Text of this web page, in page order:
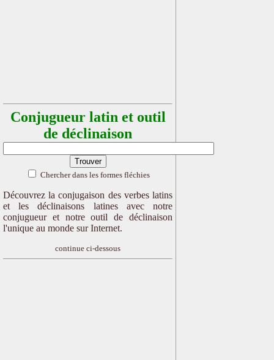
Conjugueur latin et outil
de déclinaison
Chercher dans les formes fléchies
Découvrez la conjugaison des verbes latins
et les déclinaisons latines avec notre
conjugueur et notre outil de déclinaison
l'unique au monde sur Internet.
continue ci-dessous